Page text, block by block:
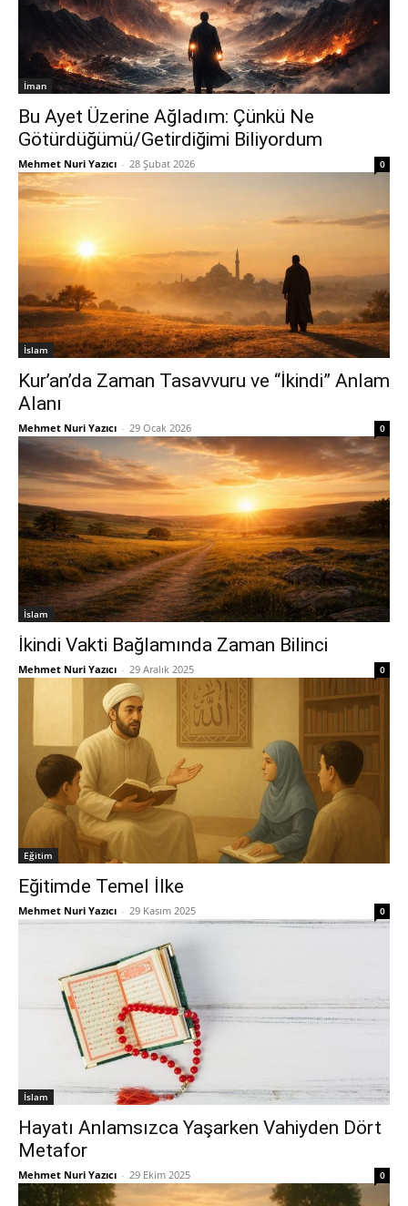
İman
Bu Ayet Üzerine Ağladım: Çünkü Ne
Götürdüğümü/Getirdiğimi Biliyordum
Mehmet Nuri Yazıcı - 28 Şubat 2026 0
İslam
Kur’an’da Zaman Tasavvuru ve “İkindi” Anlam
Alanı
Mehmet Nuri Yazıcı - 29 Ocak 2026 0
İslam
İkindi Vakti Bağlamında Zaman Bilinci
Mehmet Nuri Yazıcı - 29 Aralık 2025 0
Eğitim
Eğitimde Temel İlke
Mehmet Nuri Yazıcı - 29 Kasım 2025 0
İslam
Hayatı Anlamsızca Yaşarken Vahiyden Dört
Metafor
Mehmet Nuri Yazıcı - 29 Ekim 2025 0